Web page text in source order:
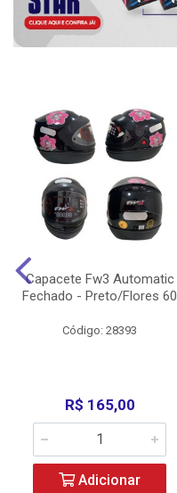
Capacete Fw3 Automatic
Fechado - Preto/Flores 60
Código: 28393
R$ 165,00
Adicionar